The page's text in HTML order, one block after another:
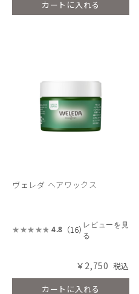
カートに入れる
ヴェレダ ヘアワックス
4.8 （16） レビューを見
る
￥2,750
カートに入れる